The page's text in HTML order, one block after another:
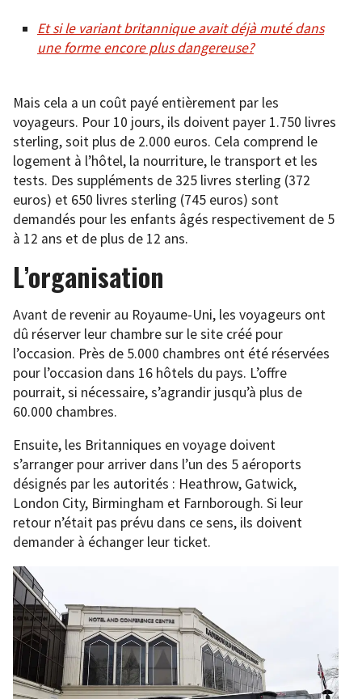
Et si le variant britannique avait déjà muté dans
une forme encore plus dangereuse?
Mais cela a un coût payé entièrement par les
voyageurs. Pour 10 jours, ils doivent payer 1.750 livres
sterling, soit plus de 2.000 euros. Cela comprend le
logement à l’hôtel, la nourriture, le transport et les
tests. Des suppléments de 325 livres sterling (372
euros) et 650 livres sterling (745 euros) sont
demandés pour les enfants âgés respectivement de 5
à 12 ans et de plus de 12 ans.
L’organisation
Avant de revenir au Royaume-Uni, les voyageurs ont
dû réserver leur chambre sur le site créé pour
l’occasion. Près de 5.000 chambres ont été réservées
pour l’occasion dans 16 hôtels du pays. L’offre
pourrait, si nécessaire, s’agrandir jusqu’à plus de
60.000 chambres.
Ensuite, les Britanniques en voyage doivent
s’arranger pour arriver dans l’un des 5 aéroports
désignés par les autorités : Heathrow, Gatwick,
London City, Birmingham et Farnborough. Si leur
retour n’était pas prévu dans ce sens, ils doivent
demander à échanger leur ticket.